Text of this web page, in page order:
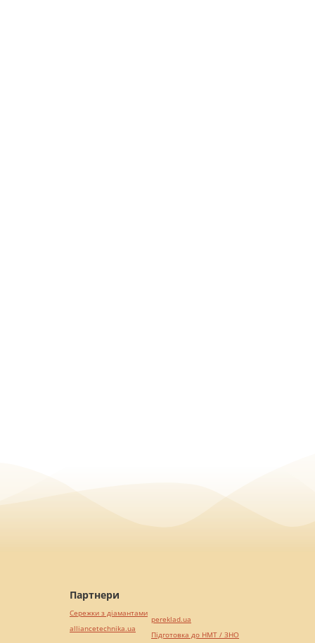
Партнери
Сережки з діамантами
alliancetechnika.ua
pereklad.ua
Підготовка до НМТ / ЗНО